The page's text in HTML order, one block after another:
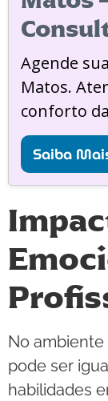
Agende
Matos.
conforto
Saiba
No
pode ser
habilidades